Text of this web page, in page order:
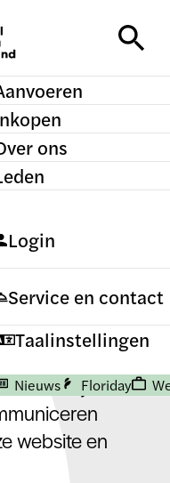
e
ons
Login
Service en contact
Taalinstellingen
Nieuws Floriday
biedt
en
BTW). De
daarom vaker
dan je van
website en